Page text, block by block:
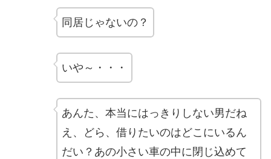
同居じゃないの？
いや～・・・
あんた、本当にはっきりしない男だね
え、どら、借りたいのはどこにいるん
だい？あの小さい車の中に閉じ込めて